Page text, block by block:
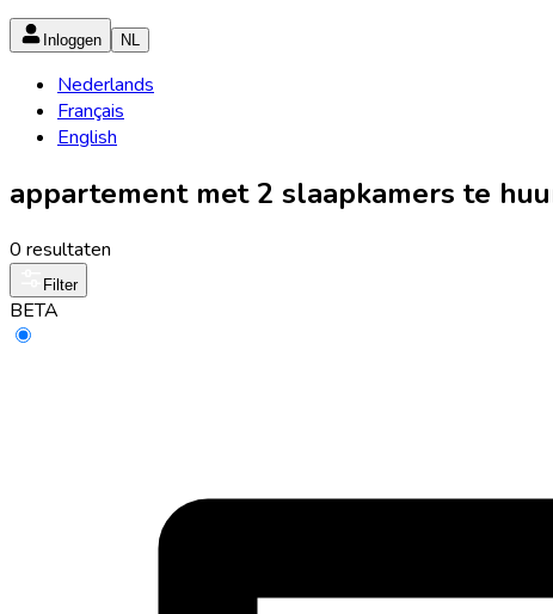
Inloggen NL
Nederlands
Français
English
appartement met 2 slaapkamers te
0 resultaten
Filter
BETA